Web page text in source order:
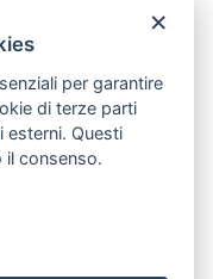
nella L. n.
del
dell’Offerta
contenuto di
×
per garantire
di terze parti
esterni. Questi
il consenso.